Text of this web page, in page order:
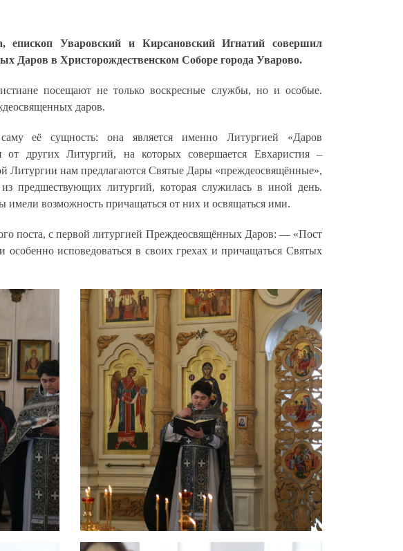
епископ Уваровский и Кирсановский Игнатий совершил
Даров в Христорождественском Соборе города Уварово.
посещают не только воскресные службы, но и особые.
даров.
её сущность: она является именно Литургией «Даров
других Литургий, на которых совершается Евхаристия –
Литургии нам предлагаются Святые Дары «преждеосвящённые»,
предшествующих литургий, которая служилась в иной день.
возможность причащаться от них и освящаться ими.
поста, с первой литургией Преждеосвящённых Даров: — «Пост
исповедоваться в своих грехах и причащаться Святых